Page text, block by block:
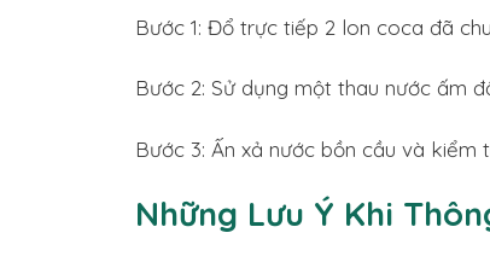
Bước 1: Đổ trực tiếp 2 lon coca đã
Bước 2: Sử dụng một thau nước ấm
Bước 3: Ấn xả nước bồn cầu và
Những Lưu Ý Khi